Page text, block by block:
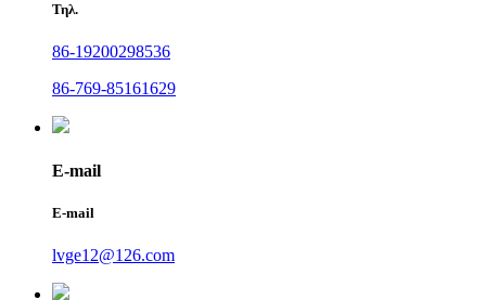
Τηλ.
86-19200298536
86-769-85161629
E-mail
E-mail
lvge12@126.com